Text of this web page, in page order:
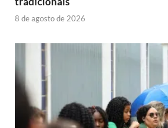
8 de agosto de 2026